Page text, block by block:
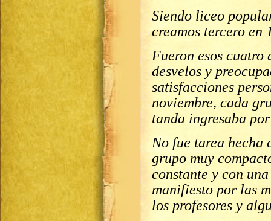
Siendo liceo
creamos tercero en
Fueron esos cuatro
desvelos y
satisfacciones
noviembre, cada
tanda ingresaba
No fue tarea hecha
grupo muy
constante y con
manifiesto por las
los profesores y